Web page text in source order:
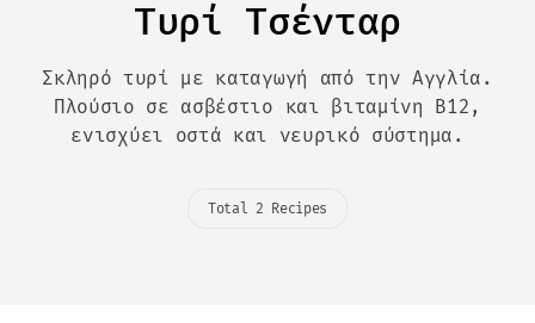
Τυρί Τσένταρ
Σκληρό τυρί με καταγωγή από την Αγγλία.
Πλούσιο σε ασβέστιο και βιταμίνη Β12,
ενισχύει οστά και νευρικό σύστημα.
Total 2 Recipes